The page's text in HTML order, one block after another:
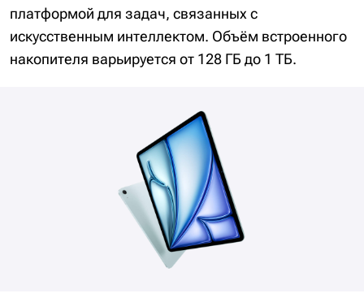
платформой для задач, связанных с
искусственным интеллектом. Объём встроенного
накопителя варьируется от 128 ГБ до 1 ТБ.